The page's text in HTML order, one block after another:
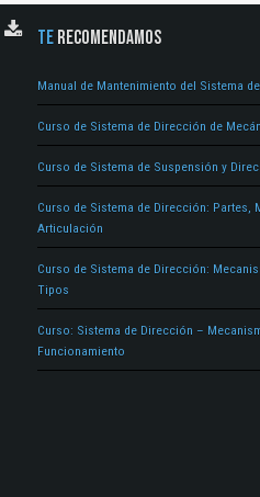
TERECOMENDAMOS
Manual de Mantenimiento del Sistema
Curso de Sistema de Dirección de
Curso de Sistema de Suspensión y
Curso de Sistema de Dirección: Partes,
Articulación
Curso de Sistema de Dirección:
Tipos
Curso: Sistema de Dirección –
Funcionamiento
Reportar otro tipo de